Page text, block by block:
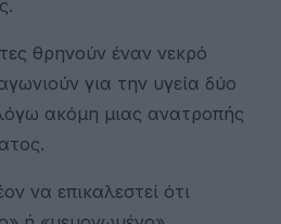
θρηνούν έναν νεκρό
για την υγεία δύο
ακόμη μιας ανατροπής
να επικαλεστεί ότι